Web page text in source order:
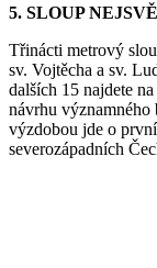
5. SLOUP
Třinácti metrový
sv. Vojtěcha a sv.
dalších 15 najdete
návrhu významného
výzdobou jde o
severozápadních